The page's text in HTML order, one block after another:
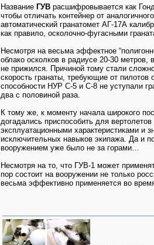
Название ГУВрасшифровывается как
чтобы отличать контейнер от
автоматический гранатомет АГ-17А
как правило, осколочно-фугасными
Несмотря на весьма эффектное
облако осколков в радиусе 20-30
не прижился. Причиной тому стали
скорость гранаты, требующие от
способности НУР С-5 и С-8 не уступали
два с половиной раза.
К тому же, к моменту начала широкого
догадались приспособить для
эксплуатационными характеристиками и
исключительных навыков экипажа. Да и
вооружением уже было не за горами…
Несмотря на то, что ГУВ-1 может
пор состоит на вооружении не только
весьма эффективно применяется во